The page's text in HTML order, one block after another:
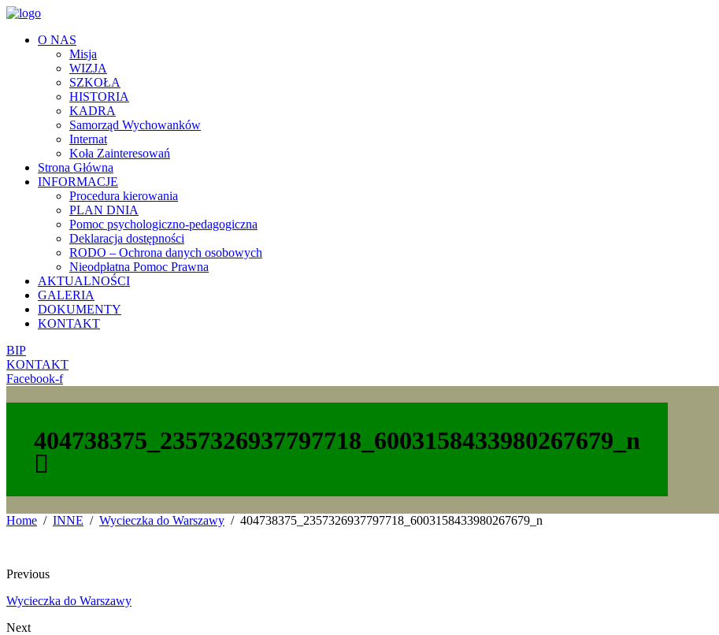
O NAS
Misja
WIZJA
SZKOŁA
HISTORIA
KADRA
Samorząd Wychowanków
Internat
Koła Zainteresowań
Strona Główna
INFORMACJE
Procedura kierowania
PLAN DNIA
Pomoc psychologiczno-pedagogiczna
Deklaracja dostępności
RODO – Ochrona danych osobowych
Nieodpłatna Pomoc Prawna
AKTUALNOŚCI
GALERIA
DOKUMENTY
KONTAKT
BIP
KONTAKT
Facebook-f
404738375_2357326937797718_6003158433980267679_n
Home INNE Wycieczka do Warszawy 404738375_2357326937797718_6003158433980267679_n
Previous
Wycieczka do Warszawy
Next